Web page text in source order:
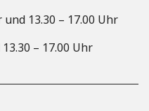
13.30 – 17.00 Uhr
– 17.00 Uhr